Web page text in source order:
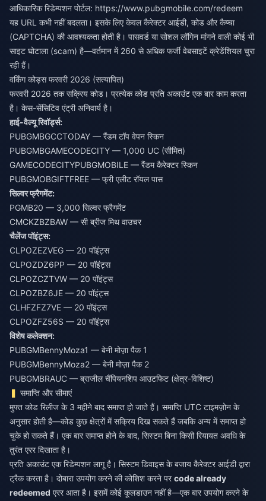
आधिकारिक रिडेम्पशन पोर्टल: https://www.pubgmobile.com/redeem
यह URL कभी नहीं बदलता। इसके लिए केवल कैरेक्टर आईडी, कोड और कैप्चा
(CAPTCHA) की आवश्यकता होती है। पासवर्ड या सोशल लॉगिन मांगने वाली कोई भी
साइट घोटाला (scam) है—वर्तमान में 260 से अधिक फर्जी वेबसाइटें क्रेडेंशियल चुरा
रही हैं।
वर्किंग कोड्स फरवरी 2026 (सत्यापित)
फरवरी 2026 तक सक्रिय कोड। प्रत्येक कोड प्रति अकाउंट एक बार काम करता
है। केस-सेंसिटिव एंट्री अनिवार्य है।
हाई-वैल्यू रिवॉर्ड्स:
PUBGMBGCCTODAY — रैंडम टॉप वेपन स्किन
PUBGMBGAMECODECITY — 1,000 UC (सीमित)
GAMECODECITYPUBGMOBILE — रैंडम कैरेक्टर स्किन
PUBGMOBGIFTFREE — फ्री एलीट रॉयल पास
सिल्वर फ्रैगमेंट:
PGMB20 — 3,000 सिल्वर फ्रैगमेंट
CMCKZBZBAW — सी ब्रीज मिथ वाउचर
चैलेंज पॉइंट्स:
CLPOZEZVEG — 20 पॉइंट्स
CLPOZDZ6PP — 20 पॉइंट्स
CLPOZCZTVW — 20 पॉइंट्स
CLPOZBZ6JE — 20 पॉइंट्स
CLHFZFZ7VE — 20 पॉइंट्स
CLPOZFZ56S — 20 पॉइंट्स
विशेष कलेक्शन:
PUBGMBennyMoza1 — बेनी मोज़ा पैक 1
PUBGMBennyMoza2 — बेनी मोज़ा पैक 2
PUBGMBRAUC — ब्राजील चैंपियनशिप आउटफिट (क्षेत्र-विशिष्ट)
समाप्ति और सीमाएं
मुफ्त कोड रिलीज के 3 महीने बाद समाप्त हो जाते हैं। समाप्ति UTC टाइमज़ोन के
अनुसार होती है—कोड कुछ क्षेत्रों में सक्रिय दिख सकते हैं जबकि अन्य में समाप्त हो
चुके हो सकते हैं। एक बार समाप्त होने के बाद, सिस्टम बिना किसी रियायत अवधि के
तुरंत एरर दिखाता है।
प्रति अकाउंट एक रिडेम्पशन लागू है। सिस्टम डिवाइस के बजाय कैरेक्टर आईडी द्वारा
ट्रैक करता है। दोबारा उपयोग करने की कोशिश करने परcode already
redeemed एरर आता है। इसमें कोई कूलडाउन नहीं है—एक बार उपयोग करने के